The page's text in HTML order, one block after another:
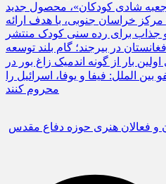
شادی کودکان»، محصول جدید
خراسان جنوبی، با هدف ارائه
و جذاب برای رده سنی کودک منتشر
در بیرجند؛ گام بلند توسعه
اولین بار از گونه اندمیک زاغ بور در
بین الملل: فیفا و یوفا، اسرائیل را
محروم کنند